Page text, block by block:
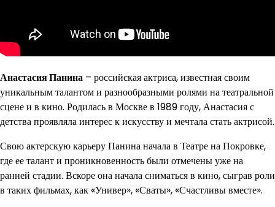
Анастасия Панина – российская актриса, известная своим
уникальным талантом и разнообразными ролями на театральной
сцене и в кино. Родилась в Москве в 1989 году, Анастасия с
детства проявляла интерес к искусству и мечтала стать актрисой.
Свою актерскую карьеру Панина начала в Театре на Покровке,
где ее талант и проникновенность были отмечены уже на
ранней стадии. Вскоре она начала сниматься в кино, сыграв роли
в таких фильмах, как «Универ», «Сваты», «Счастливы вместе».